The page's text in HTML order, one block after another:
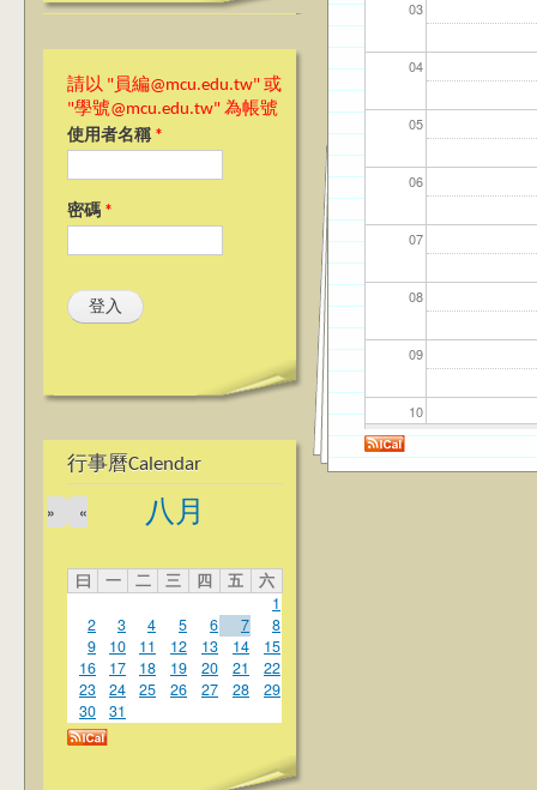
請以 "員編@mcu.edu.tw" 或
"學號@mcu.edu.tw" 為帳號
使用者名稱 *
密碼 *
行事曆Calendar
八月
«
»
曰 一 二 三 四 五
六
1
2
3 4 5 6 7
8
9
10 11 12 13 14
15
16
17 18 19 20 21
22
23
24 25 26 27 28
29
30
31
03
04
05
06
07
08
09
10
11